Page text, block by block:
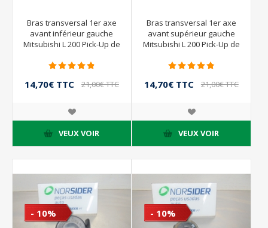
Bras transversal 1er axe
avant inférieur gauche
Mitsubishi L 200 Pick-Up de
14,70€ TTC 21,00€ TTC
VEUX VOIR
Bras transversal 1er axe
avant supérieur gauche
Mitsubishi L 200 Pick-Up de
14,70€ TTC 21,00€ TTC
VEUX VOIR
- 10% - 10%